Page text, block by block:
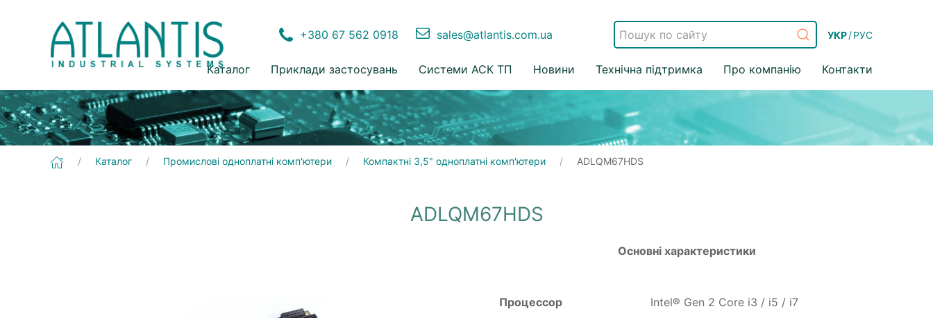
+380 67 562 0918 sales@atlantis.com.ua УКР/РУС
Каталог Приклади застосувань Системи АСК ТП Новини Технічна підтримка Про компанію Контакти
Каталог Промислові одноплатні комп'ютери Компактні 3,5" одноплатні комп'ютери ADLQM67HDS
ADLQM67HDS
Основні характеристики
Процессор Intel® Gen 2 Core i3 / i5 / i7